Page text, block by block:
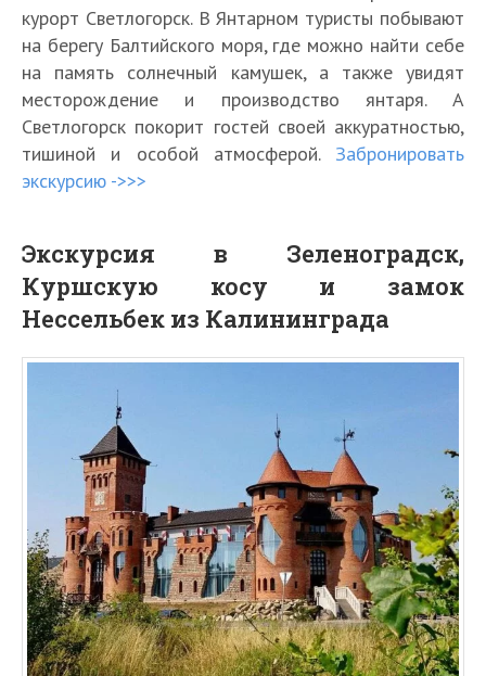
курорт Светлогорск. В Янтарном туристы побывают
на берегу Балтийского моря, где можно найти себе
на память солнечный камушек, а также увидят
месторождение и производство янтаря. А
Светлогорск покорит гостей своей аккуратностью,
тишиной и особой атмосферой. Забронировать
экскурсию ->>>
Экскурсия в Зеленоградск,
Куршскую косу и замок
Нессельбек из Калининграда